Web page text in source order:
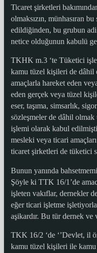
Ticaret şirketleri
olmaksızın, münhasıran
edildiğinden, bu grubun adi
netice olduğunun kabulü
TKHK m.3 ‘te Tüketici
kamu tüzel kişileri de dâhil
amaçlarla hareket eden
eden gerçek veya tüzel
eser, taşıma, simsarlık,
sözleşmeler de dâhil
işlemi olarak kabul
mesleki veya ticari
ticaret şirketleri de tüketici
Bunun yanında
Şöyle ki TTK 16/1’de
işleten vakıflar, dernekler
eğer ticari işletme
aşikardır. Bu tür dernek ve
TKK 16/2 ‘de ‘’Devlet, il
kamu tüzel kişileri ile kamu